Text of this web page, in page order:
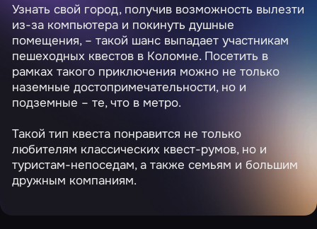
Узнать свой город, получив возможность вылезти
из-за компьютера и покинуть душные
помещения, – такой шанс выпадает участникам
пешеходных квестов в Коломне. Посетить в
рамках такого приключения можно не только
наземные достопримечательности, но и
подземные – те, что в метро.
Такой тип квеста понравится не только
любителям классических квест-румов, но и
туристам-непоседам, а также семьям и большим
дружным компаниям.